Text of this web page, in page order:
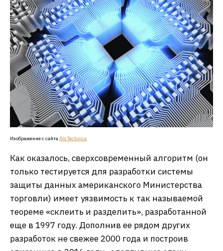
Изображение с сайта ArsTechnica
Как оказалось, сверхсовременный алгоритм (он
только тестируется для разработки системы
защиты данных американского Министерства
торговли) имеет уязвимость к так называемой
теореме «склеить и разделить», разработанной
еще в 1997 году. Дополнив ее рядом других
разработок не свежее 2000 года и построив